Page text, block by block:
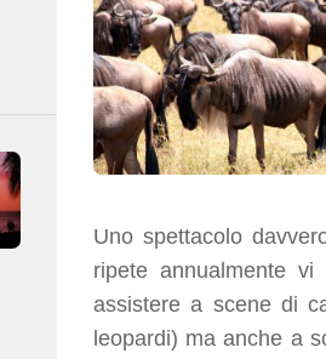
Uno spettacolo
ripete annualmente vi
assistere a scene di
leopardi) ma anche a